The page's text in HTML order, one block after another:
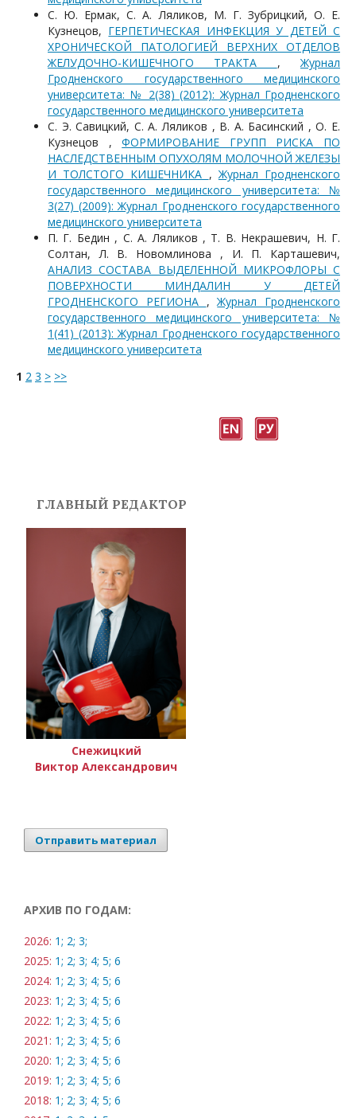
С. Ю. Ермак, С. А. Ляликов, М. Г. Зубрицкий, О. Е.
Кузнецов, ГЕРПЕТИЧЕСКАЯ ИНФЕКЦИЯ У ДЕТЕЙ С
ХРОНИЧЕСКОЙ ПАТОЛОГИЕЙ ВЕРХНИХ ОТДЕЛОВ
ЖЕЛУДОЧНО-КИШЕЧНОГО ТРАКТА ,Журнал
Гродненского государственного медицинского
университета: № 2(38) (2012): Журнал Гродненского
государственного медицинского университета
С. Э. Савицкий, С. А. Ляликов , В. А. Басинский , О. Е.
Кузнецов ,ФОРМИРОВАНИЕ ГРУПП РИСКА ПО
НАСЛЕДСТВЕННЫМ ОПУХОЛЯМ МОЛОЧНОЙ ЖЕЛЕЗЫ
И ТОЛСТОГО КИШЕЧНИКА ,Журнал Гродненского
государственного медицинского университета: №
3(27) (2009): Журнал Гродненского государственного
медицинского университета
П. Г. Бедин , С. А. Ляликов , Т. В. Некрашевич, Н. Г.
Солтан, Л. В. Новомлинова , И. П. Карташевич,
АНАЛИЗ СОСТАВА ВЫДЕЛЕННОЙ МИКРОФЛОРЫ С
ПОВЕРХНОСТИ МИНДАЛИН У ДЕТЕЙ
ГРОДНЕНСКОГО РЕГИОНА ,Журнал Гродненского
государственного медицинского университета: №
1(41) (2013): Журнал Гродненского государственного
медицинского университета
1 2 3 > >>
ГЛАВНЫЙ РЕДАКТОР
Снежицкий
Виктор Александрович
Отправить материал
АРХИВ ПО ГОДАМ:
2026: 1; 2; 3;
2025: 1; 2; 3; 4; 5; 6
2024: 1; 2; 3; 4; 5; 6
2023: 1; 2; 3; 4; 5; 6
2022: 1; 2; 3; 4; 5; 6
2021: 1; 2; 3; 4; 5; 6
2020: 1; 2; 3; 4; 5; 6
2019: 1; 2; 3; 4; 5; 6
2018: 1; 2; 3; 4; 5; 6